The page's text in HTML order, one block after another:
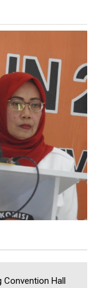
Convention Hall